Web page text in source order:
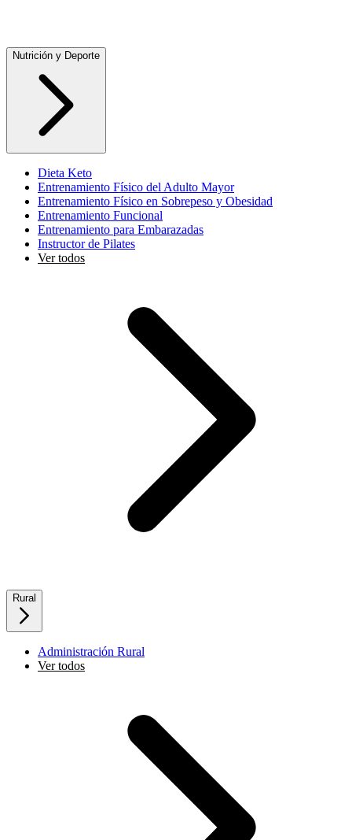
Nutrición y Deporte
Dieta Keto
Entrenamiento Físico del Adulto Mayor
Entrenamiento Físico en Sobrepeso y Obesidad
Entrenamiento Funcional
Entrenamiento para Embarazadas
Instructor de Pilates
Ver todos
Rural
Administración Rural
Ver todos